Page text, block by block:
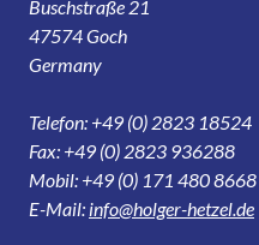
Buschstraße 21
47574 Goch
Germany
Telefon: +49 (0) 2823 18524
Fax: +49 (0) 2823 936288
Mobil: +49 (0) 171 480 8668
E-Mail: info@holger-hetzel.de